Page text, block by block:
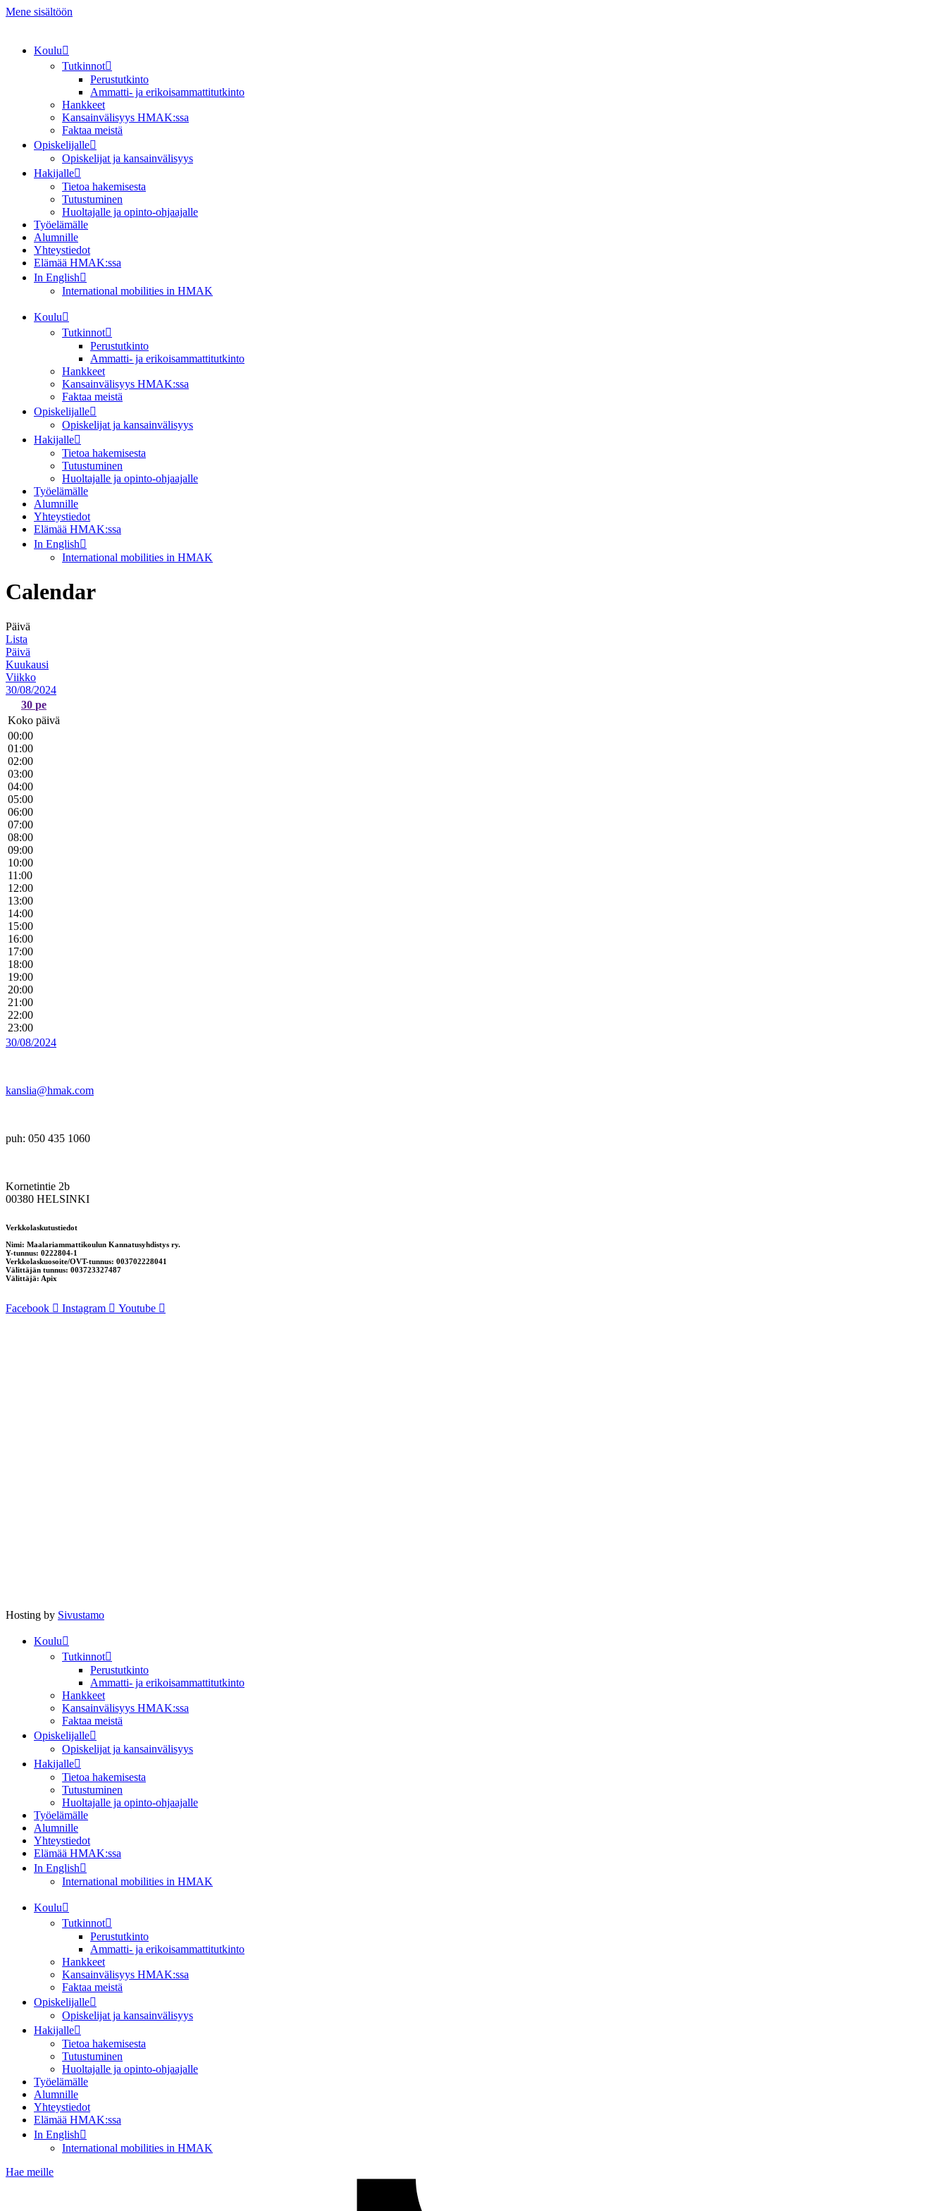
Mene sisältöön
Koulu
Tutkinnot
Perustutkinto
Ammatti- ja erikoisammattitutkinto
Hankkeet
Kansainvälisyys HMAK:ssa
Faktaa meistä
Opiskelijalle
Opiskelijat ja kansainvälisyys
Hakijalle
Tietoa hakemisesta
Tutustuminen
Huoltajalle ja opinto-ohjaajalle
Työelämälle
Alumnille
Yhteystiedot
Elämää HMAK:ssa
In English
International mobilities in HMAK
Koulu
Tutkinnot
Perustutkinto
Ammatti- ja erikoisammattitutkinto
Hankkeet
Kansainvälisyys HMAK:ssa
Faktaa meistä
Opiskelijalle
Opiskelijat ja kansainvälisyys
Hakijalle
Tietoa hakemisesta
Tutustuminen
Huoltajalle ja opinto-ohjaajalle
Työelämälle
Alumnille
Yhteystiedot
Elämää HMAK:ssa
In English
International mobilities in HMAK
Calendar
Päivä
Lista
Päivä
Kuukausi
Viikko
30/08/2024
30 pe
Koko päivä
00:00
01:00
02:00
03:00
04:00
05:00
06:00
07:00
08:00
09:00
10:00
11:00
12:00
13:00
14:00
15:00
16:00
17:00
18:00
19:00
20:00
21:00
22:00
23:00
30/08/2024
kanslia@hmak.com
puh: 050 435 1060
Kornetintie 2b
00380 HELSINKI
Verkkolaskutustiedot
Nimi: Maalariammattikoulun Kannatusyhdistys ry.
Y-tunnus: 0222804-1
Verkkolaskuosoite/OVT-tunnus: 003702228041
Välittäjän tunnus: 003723327487
Välittäjä: Apix
Facebook Instagram Youtube
Hosting by Sivustamo
Koulu
Tutkinnot
Perustutkinto
Ammatti- ja erikoisammattitutkinto
Hankkeet
Kansainvälisyys HMAK:ssa
Faktaa meistä
Opiskelijalle
Opiskelijat ja kansainvälisyys
Hakijalle
Tietoa hakemisesta
Tutustuminen
Huoltajalle ja opinto-ohjaajalle
Työelämälle
Alumnille
Yhteystiedot
Elämää HMAK:ssa
In English
International mobilities in HMAK
Koulu
Tutkinnot
Perustutkinto
Ammatti- ja erikoisammattitutkinto
Hankkeet
Kansainvälisyys HMAK:ssa
Faktaa meistä
Opiskelijalle
Opiskelijat ja kansainvälisyys
Hakijalle
Tietoa hakemisesta
Tutustuminen
Huoltajalle ja opinto-ohjaajalle
Työelämälle
Alumnille
Yhteystiedot
Elämää HMAK:ssa
In English
International mobilities in HMAK
Hae meille